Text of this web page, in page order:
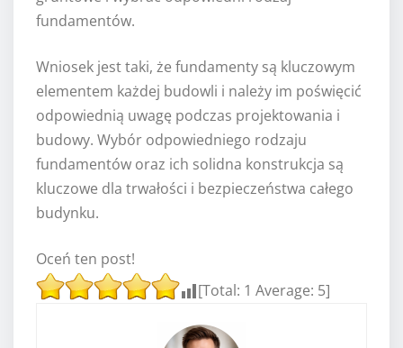
fundamentów.
Wniosek jest taki, że fundamenty są kluczowym
elementem każdej budowli i należy im poświęcić
odpowiednią uwagę podczas projektowania i
budowy. Wybór odpowiedniego rodzaju
fundamentów oraz ich solidna konstrukcja są
kluczowe dla trwałości i bezpieczeństwa całego
budynku.
Oceń ten post!
[Total: 1 Average: 5]